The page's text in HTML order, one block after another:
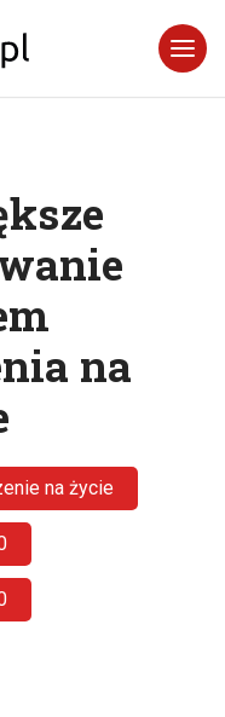
na
na życie